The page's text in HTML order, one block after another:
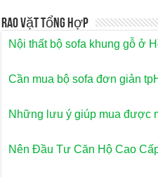
Rao Vặt Tổng Hợp
Nội thất bộ sofa khung gỗ ở
Cần mua bộ sofa đơn giản
Những lưu ý giúp mua được
Nên Đầu Tư Căn Hộ Cao